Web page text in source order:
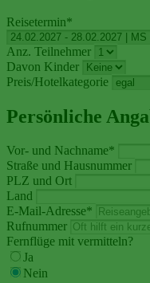
Reisetermin*
Anz. Teilnehmer
Davon Kinder
Preis/Hotelkategorie
Persönliche
Vor- und Nachname*
Straße und Hausnummer
PLZ und Ort
Land
E-Mail-Adresse*
Rufnummer
Fernflüge mit vermitteln?
Ja
Nein